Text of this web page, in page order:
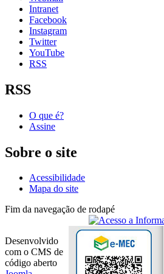
Intranet
Facebook
Instagram
Twitter
YouTube
RSS
RSS
O que é?
Assine
Sobre o site
Acessibilidade
Mapa do site
Fim da navegação de rodapé
Desenvolvido
com o CMS de
código aberto